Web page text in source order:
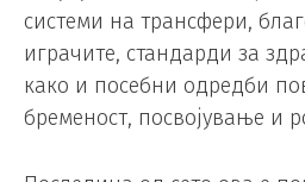
системи на трансфери,
играчите, стандарди за
како и посебни одредби
бременост, посвојување и